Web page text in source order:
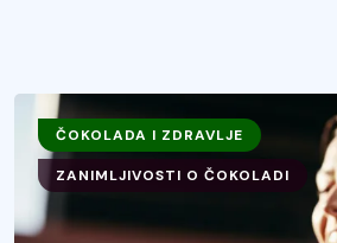
ČOKOLADA I ZDRAVLJE
ZANIMLJIVOSTI O ČOKOLADI